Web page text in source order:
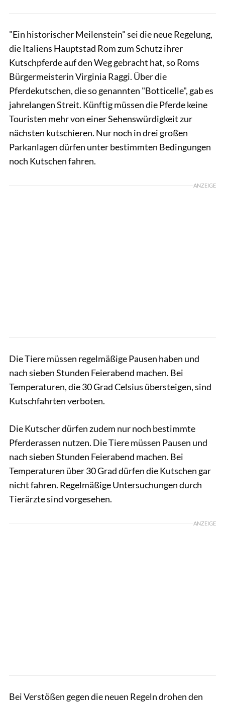
"Ein historischer Meilenstein" sei die neue Regelung,
die Italiens Hauptstad Rom zum Schutz ihrer
Kutschpferde auf den Weg gebracht hat, so Roms
Bürgermeisterin Virginia Raggi. Über die
Pferdekutschen, die so genannten "Botticelle", gab es
jahrelangen Streit. Künftig müssen die Pferde keine
Touristen mehr von einer Sehenswürdigkeit zur
nächsten kutschieren. Nur noch in drei großen
Parkanlagen dürfen unter bestimmten Bedingungen
noch Kutschen fahren.
ANZEIGE
Die Tiere müssen regelmäßige Pausen haben und
nach sieben Stunden Feierabend machen. Bei
Temperaturen, die 30 Grad Celsius übersteigen, sind
Kutschfahrten verboten.
Die Kutscher dürfen zudem nur noch bestimmte
Pferderassen nutzen. Die Tiere müssen Pausen und
nach sieben Stunden Feierabend machen. Bei
Temperaturen über 30 Grad dürfen die Kutschen gar
nicht fahren. Regelmäßige Untersuchungen durch
Tierärzte sind vorgesehen.
ANZEIGE
Bei Verstößen gegen die neuen Regeln drohen den